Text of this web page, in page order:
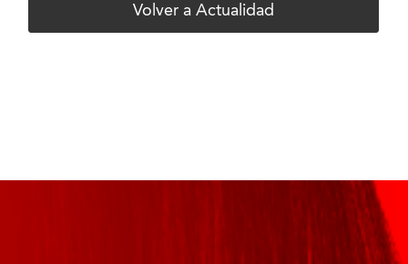
Volver a Actualidad